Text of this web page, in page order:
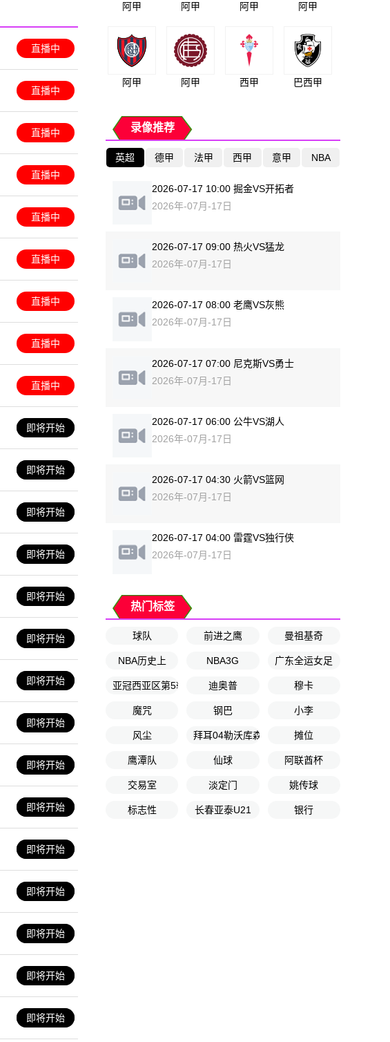
直播中
直播中
直播中
直播中
直播中
直播中
直播中
直播中
直播中
即将开始
即将开始
即将开始
即将开始
即将开始
即将开始
即将开始
即将开始
即将开始
即将开始
即将开始
即将开始
即将开始
即将开始
即将开始
阿甲 阿甲 阿甲 阿甲
阿甲 阿甲 西甲 巴西甲
录像推荐
英超 德甲 法甲 西甲 意甲 NBA
2026-07-17 10:00 掘金VS开拓者
2026年-07月-17日
2026-07-17 09:00 热火VS猛龙
2026年-07月-17日
2026-07-17 08:00 老鹰VS灰熊
2026年-07月-17日
2026-07-17 07:00 尼克斯VS勇士
2026年-07月-17日
2026-07-17 06:00 公牛VS湖人
2026年-07月-17日
2026-07-17 04:30 火箭VS篮网
2026年-07月-17日
2026-07-17 04:00 雷霆VS独行侠
2026年-07月-17日
热门标签
球队 前进之鹰 曼祖基奇
NBA历史上 NBA3G 广东全运女足
亚冠西亚区第5轮 迪奥普 穆卡
魔咒 钢巴 小李
风尘 拜耳04勒沃库森U17 摊位
鹰潭队 仙球 阿联酋杯
交易室 淡定门 姚传球
标志性 长春亚泰U21 银行